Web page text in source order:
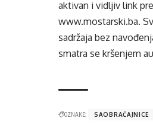
aktivan i vidljiv link
www.mostarski.ba.
sadržaja bez
smatra se kršenjem
OZNAKE: SAOBRAĆAJNICE